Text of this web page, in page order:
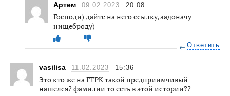
Артем 09.02.2023 20:08
Господи) дайте на него ссылку, задоначу
нищеброду)
Ответить
vasilisa 11.02.2023 15:36
Это кто же на ГТРК такой предприимчивый
нашелся? фамилии то есть в этой истории??